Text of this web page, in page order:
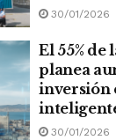
30/01/2026
El 55% de
planea
inversión
30/01/2026